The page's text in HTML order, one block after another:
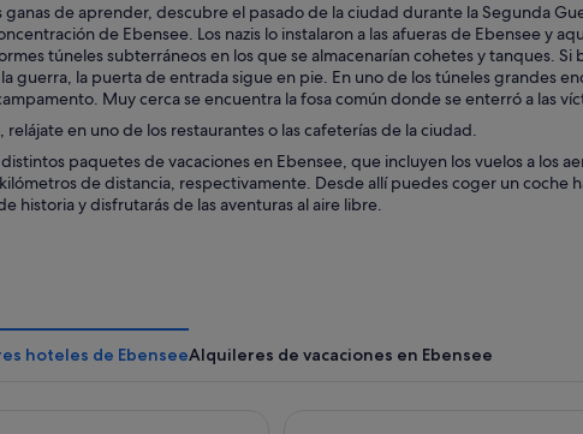
ganas de aprender, descubre el pasado de la ciudad durante la Segunda
de Ebensee. Los nazis lo instalaron a las afueras de Ebensee y
túneles subterráneos en los que se almacenarían cohetes y tanques.
guerra, la puerta de entrada sigue en pie. En uno de los túneles grandes
Muy cerca se encuentra la fosa común donde se enterró a las
relájate en uno de los restaurantes o las cafeterías de la ciudad.
paquetes de vacaciones en Ebensee, que incluyen los vuelos a los
de distancia, respectivamente. Desde allí puedes coger un
historia y disfrutarás de las aventuras al aire libre.
hoteles de EbenseeAlquileres de vacaciones en Ebensee